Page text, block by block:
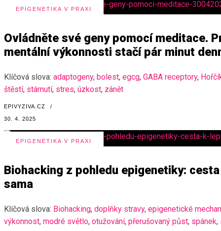
EPIGENETIKA V PRAXI
Ovládněte své geny pomocí meditace.
mentální výkonnosti stačí pár minut
Klíčová slova: adaptogeny, bolest, egcg, GABA receptory,
štěstí, stárnutí, stres, úzkost, zánět
EPIVYZIVA.CZ /
30. 4. 2025
EPIGENETIKA V PRAXI
Biohacking z pohledu epigenetiky:
sama
Klíčová slova: Biohacking, doplňky stravy, epigenetické
výkonnost, modré světlo, otužování, přerušovaný půst, spánek,